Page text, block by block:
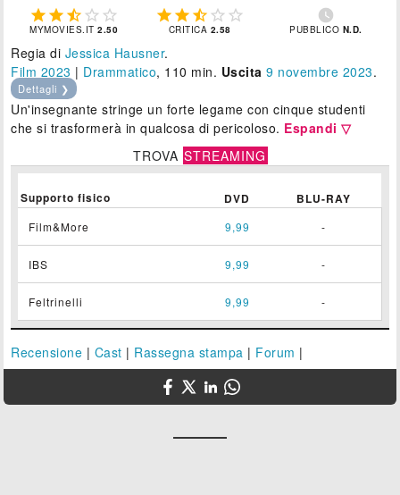
    
MYMOVIES.IT2.50
    
CRITICA 2.58

PUBBLICO N.D.
Regia di Jessica Hausner.
Film 2023 | Drammatico, 110 min. Uscita 9 novembre 2023.
Dettagli ❯
Un'insegnante stringe un forte legame con cinque studenti
che si trasformerà in qualcosa di pericoloso. Espandi ▽
TROVA STREAMING
Supporto fisico DVD BLU-RAY
Film&More 9,99 -
IBS 9,99 -
Feltrinelli 9,99 -
Recensione | Cast | Rassegna stampa | Forum |